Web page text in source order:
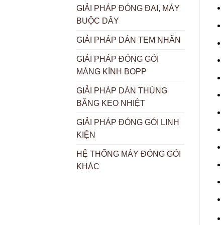
GIẢI PHÁP ĐÓNG ĐAI, MÁY
BUỘC DÂY
GIẢI PHÁP DÁN TEM NHÃN
GIẢI PHÁP ĐÓNG GÓI
MÀNG KÍNH BOPP
GIẢI PHÁP DÁN THÙNG
BẰNG KEO NHIỆT
GIẢI PHÁP ĐÓNG GÓI LINH
KIỆN
HỆ THỐNG MÁY ĐÓNG GÓI
KHÁC